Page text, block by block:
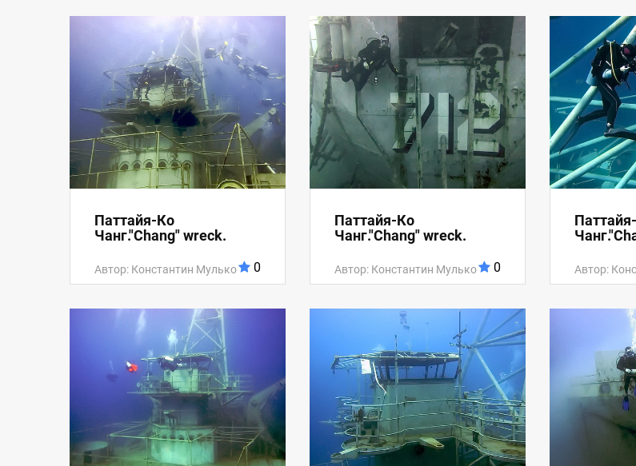
Паттайя-Ко
Чанг."Chang" wreck.
Автор: Константин Мулько 0
Паттайя-Ко
Чанг."Chang" wreck.
Автор: Константин Мулько 0 Автор: